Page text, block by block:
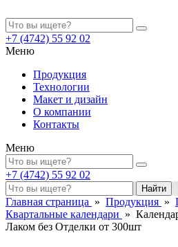
+7 (4742) 55 92 02
Меню
Продукция
Технологии
Макет и дизайн
О компании
Контакты
Меню
+7 (4742) 55 92 02
Найти
Главная страница » Продукция »
Квартальные календари »
Лаком без Отделки от 300шт